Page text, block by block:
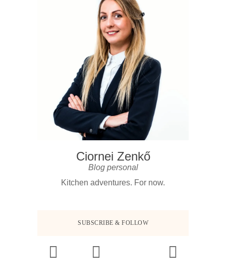
Ciornei Zenkő
Blog personal
Kitchen adventures. For now.
SUBSCRIBE & FOLLOW